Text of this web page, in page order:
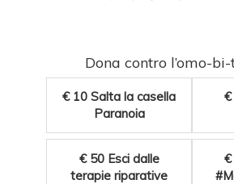
Dona contro l’omo-
€ 10 Salta la casella
Paranoia
€
€ 50 Esci dalle
terapie riparative
€